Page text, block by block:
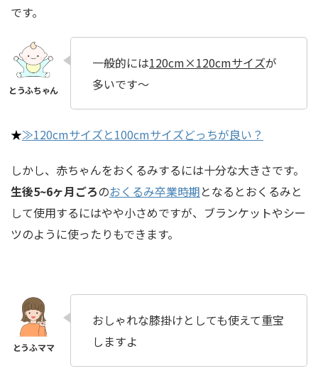
です。
一般的には120cm×120cmサイズが
多いです〜
★≫120cmサイズと100cmサイズどっちが良い？
しかし、赤ちゃんをおくるみするには十分な大きさです。
生後5~6ヶ月ごろのおくるみ卒業時期となるとおくるみと
して使用するにはやや小さめですが、ブランケットやシー
ツのように使ったりもできます。
おしゃれな膝掛けとしても使えて重宝
しますよ